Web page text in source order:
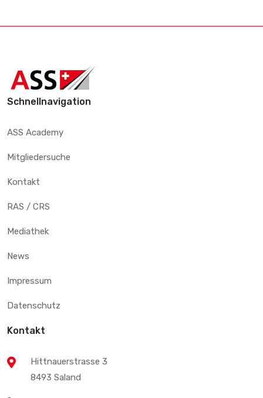
Schnellnavigation
ASS Academy
Mitgliedersuche
Kontakt
RAS / CRS
Mediathek
News
Impressum
Datenschutz
Kontakt
Hittnauerstrasse 3
8493 Saland